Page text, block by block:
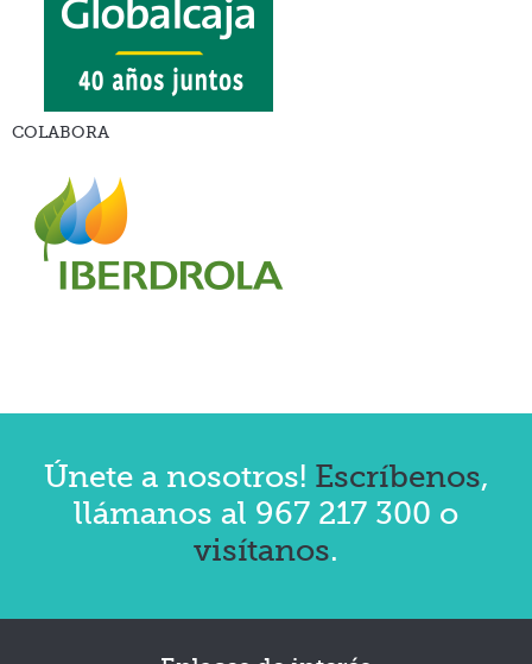
COLABORA
Únete a nosotros! Escríbenos,
llámanos al 967 217 300 o
visítanos.